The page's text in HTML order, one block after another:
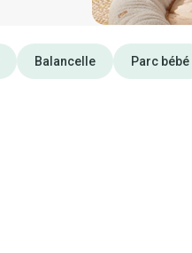
Balancelle Parc bébé